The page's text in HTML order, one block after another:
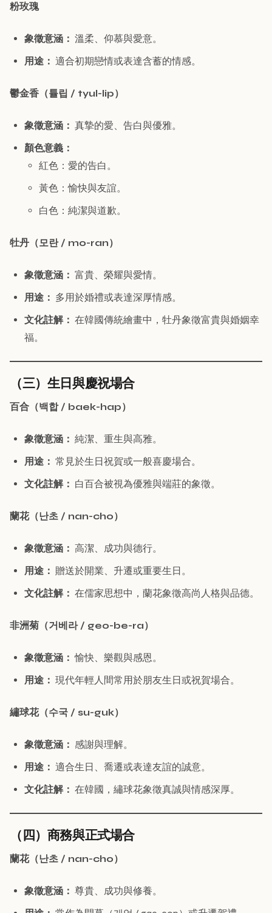
粉玫瑰
象徵意涵： 溫柔、仰慕與愛意。
用途： 適合初期戀情或表達含蓄的情感。
鬱金香（튤립 / tyul-lip）
象徵意涵： 真摯的愛、告白與優雅。
顏色意義：
紅色：愛的告白。
黃色：愉快與友誼。
白色：純潔與道歉。
牡丹（모란 / mo-ran）
象徵意涵： 富貴、榮耀與愛情。
用途： 多用於婚禮或表達深厚情感。
文化註解： 在韓國傳統繪畫中，牡丹象徵富貴與婚姻幸
福。
（三）生日與慶祝場合
百合（백합 / baek-hap）
象徵意涵： 純潔、重生與高雅。
用途： 常見於生日祝賀或一般喜慶場合。
文化註解： 白百合被視為優雅與端莊的象徵。
蘭花（난초 / nan-cho）
象徵意涵： 高潔、成功與德行。
用途： 贈送於開業、升遷或重要生日。
文化註解： 在儒家思想中，蘭花象徵高尚人格與品德。
非洲菊（거베라 / geo-be-ra）
象徵意涵： 愉快、樂觀與感恩。
用途： 現代年輕人間常用於朋友生日或祝賀場合。
繡球花（수국 / su-guk）
象徵意涵： 感謝與理解。
用途： 適合生日、喬遷或表達友誼的誠意。
文化註解： 在韓國，繡球花象徵真誠與情感深厚。
（四）商務與正式場合
蘭花（난초 / nan-cho）
象徵意涵： 尊貴、成功與修養。